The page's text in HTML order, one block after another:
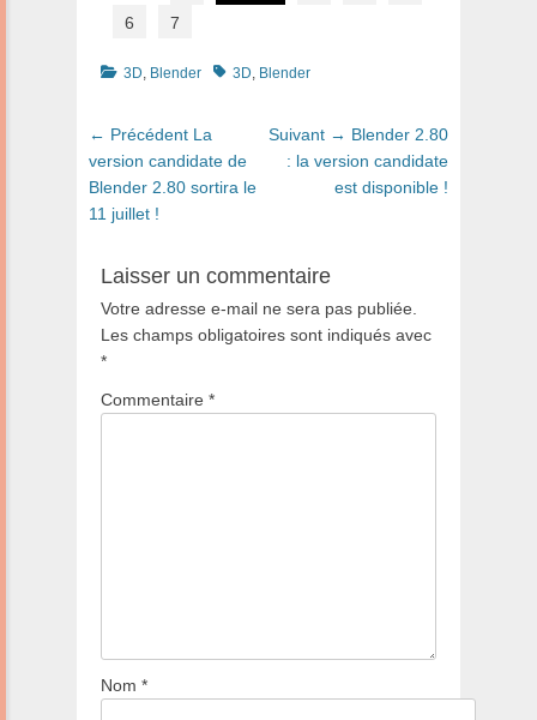
6
7
Catégories
3D Blender Tags3D Blender
Navigation
de
l’article
← Précédent Article
précédent
:
La
version candidate de
Blender 2.80 sortira le
11 juillet !
Suivant → Article
suivant
:
Blender 2.80
: la version candidate
est disponible !
Laisser un commentaire
Votre adresse e-mail ne sera pas publiée.
Les champs obligatoires sont indiqués avec
*
Commentaire *
Nom *